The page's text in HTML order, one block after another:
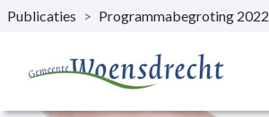
Naar hoofdinhoud
Publicaties > Programmabegroting 2022